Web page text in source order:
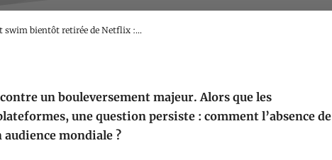
swim bientôt retirée de Netflix :...
un bouleversement majeur. Alors que les
une question persiste : comment l’absence de
mondiale ?